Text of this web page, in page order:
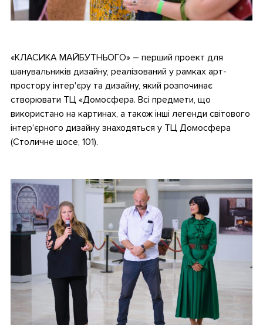
«КЛАСИКА МАЙБУТНЬОГО» – перший проект для
шанувальників дизайну, реалізований у рамках арт-
простору інтер'єру та дизайну, який розпочинає
створювати ТЦ «Домосфера. Всі предмети, що
використано на картинах, а також інші легенди світового
інтер'єрного дизайну знаходяться у ТЦ Домосфера
(Столичне шосе, 101).